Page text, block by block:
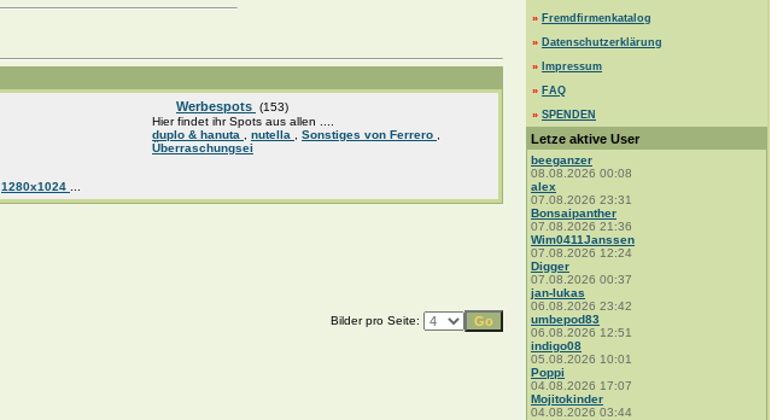
1280x1024
Werbespots (153)
Hier findet ihr Spots aus allen ....
duplo & hanuta
nutella Sonstiges von Ferrero
Überraschungsei
Bilder pro Seite:
» Fremdfirmenkatalog
» Datenschutzerklärung
» Impressum
» FAQ
» SPENDEN
Letze aktive User
beeganzer
08.08.2026 00:08
alex
07.08.2026 23:31
Bonsaipanther
07.08.2026 21:36
Wim0411Janssen
07.08.2026 12:24
Digger
07.08.2026 00:37
jan-lukas
06.08.2026 23:42
umbepod83
06.08.2026 12:51
indigo08
05.08.2026 10:01
Poppi
04.08.2026 17:07
Mojitokinder
04.08.2026 03:44